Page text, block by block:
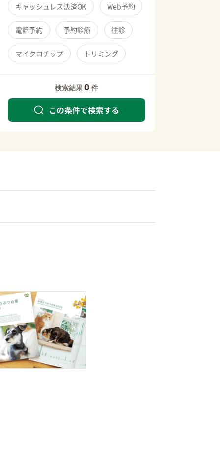
キャッシュレス決済OK Web予約
電話予約 予約診療 往診
マイクロチップ トリミング
検索結果 0 件
この条件で検索する